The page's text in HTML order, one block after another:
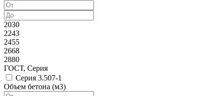
2030
2243
2455
2668
2880
ГОСТ, Серия
Серия 3.507-1
Объем бетона (м3)